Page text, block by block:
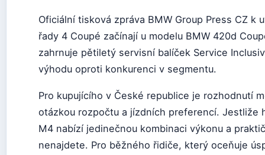
Oficiální tisková zpráva BMW Group Press CZ
řady 4 Coupé začínají u modelu BMW 420d
zahrnuje pětiletý servisní balíček Service
výhodu oproti konkurenci v segmentu.
Pro kupujícího v České republice je rozhodnutí
otázkou rozpočtu a jízdních preferencí. Jestliže
M4 nabízí jedinečnou kombinaci výkonu a
nenajdete. Pro běžného řidiče, který oceňuje